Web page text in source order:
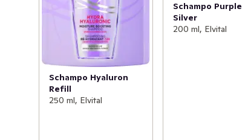
Schampo Hyaluron
Refill
250 ml, Elvital
Schampo Purple
Silver
200 ml, Elvital